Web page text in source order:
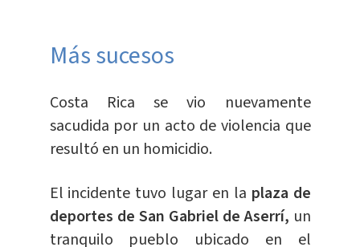
Más sucesos
Costa Rica se vio nuevamente
sacudida por un acto de violencia que
resultó en un homicidio.
El incidente tuvo lugar en la plaza de
deportes de San Gabriel de Aserrí, un
tranquilo pueblo ubicado en el